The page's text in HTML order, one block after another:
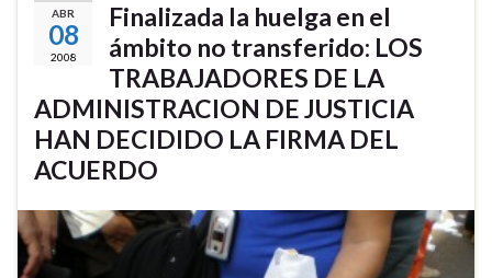
ABR
08
2008
Finalizada la huelga en el
ámbito no transferido: LOS
TRABAJADORES DE LA
ADMINISTRACION DE JUSTICIA
HAN DECIDIDO LA FIRMA DEL
ACUERDO